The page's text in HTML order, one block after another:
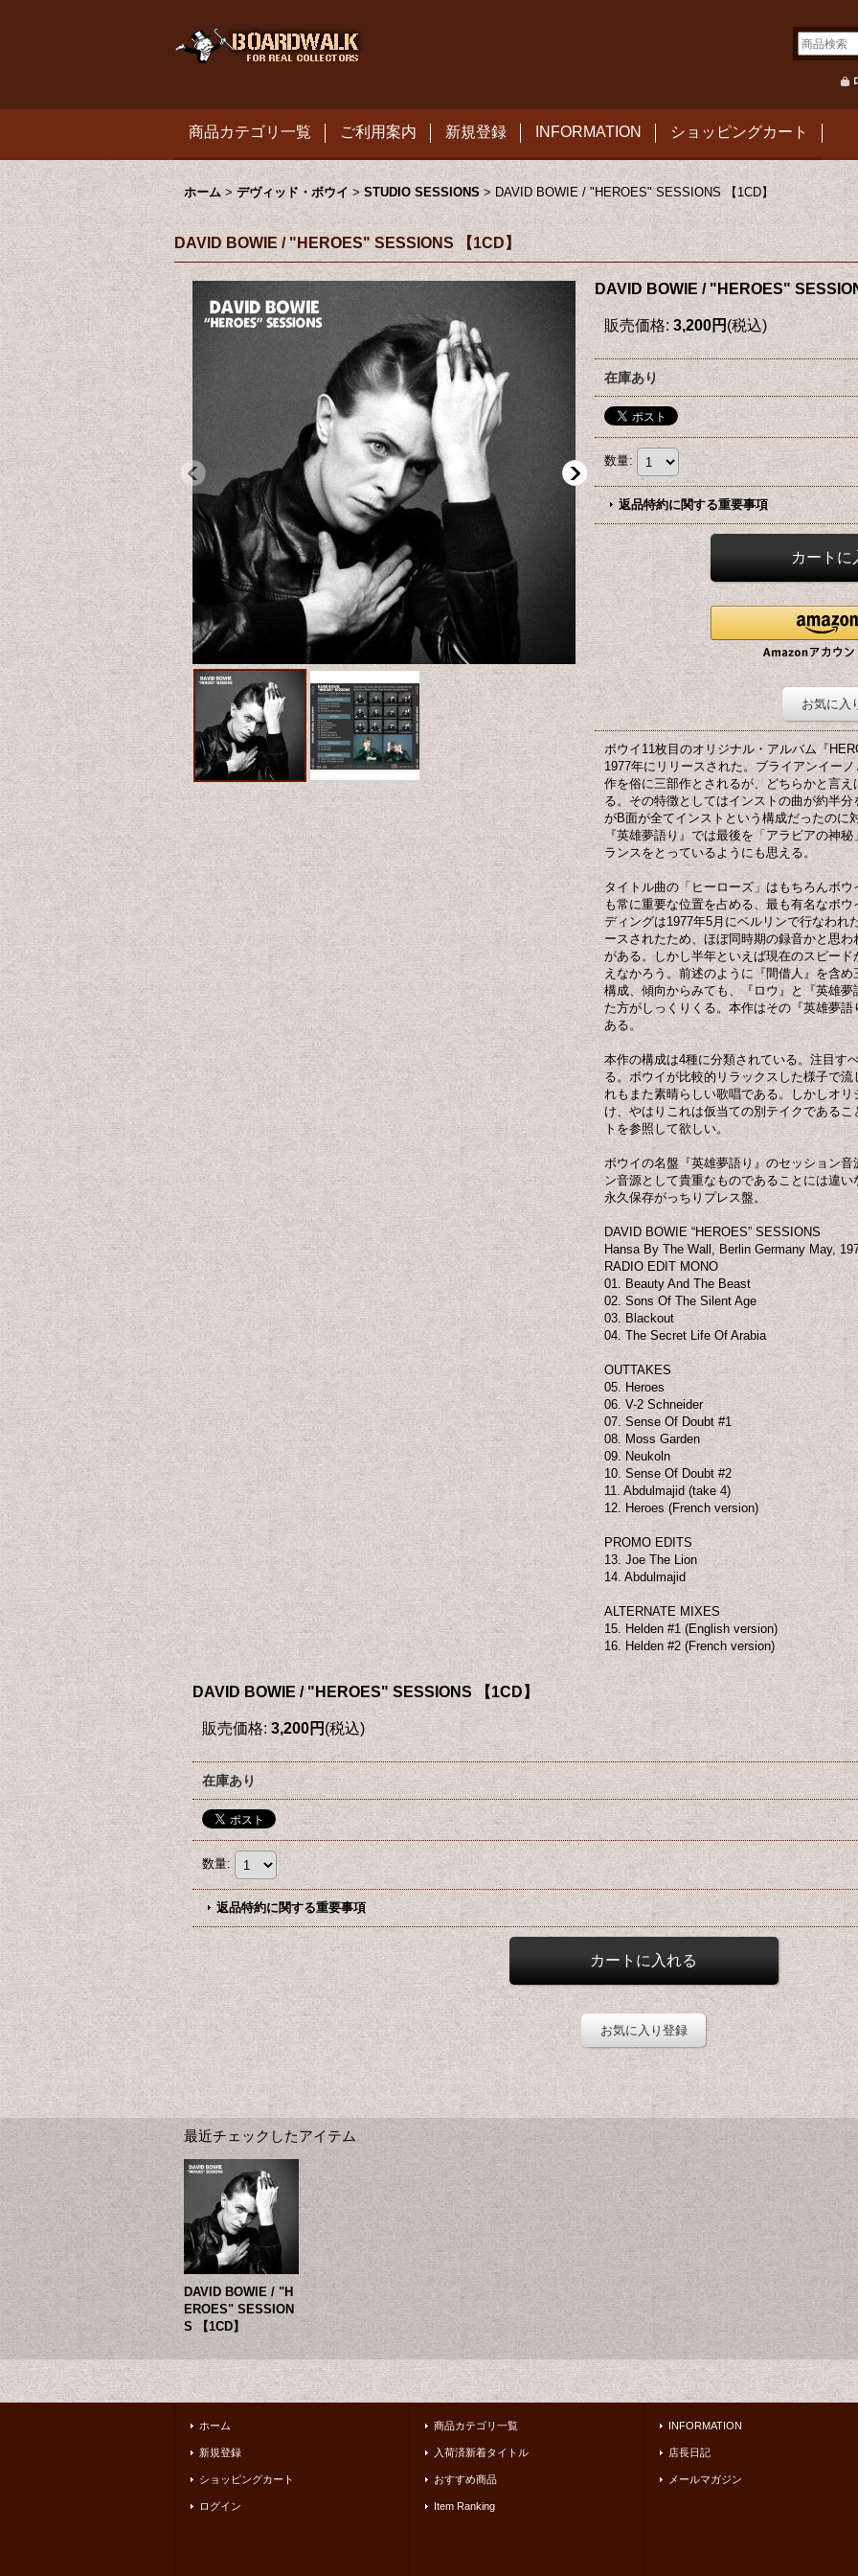
商品カテゴリ一覧 ご利用案内 新規登録 INFORMATION ショッピングカート
ホーム > デヴィッド・ボウイ > STUDIO SESSIONS > DAVID BOWIE / "HEROES" SESSIONS 【1CD】
DAVID BOWIE / "HEROES" SESSIONS 【1CD】
DAVID BOWIE / "HEROES"
販売価格: 3,200円 (税込)
在庫あり
数量:
返品特約に関する重要事項
お気に入
ボウイ11枚目のオリジナル・アルバム『
1977年にリリースされた。ブライアンイー
作を俗に三部作とされるが、どちらかと言
る。その特徴としてはインストの曲が約半
がB面が全てインストという構成だったのに
『英雄夢語り』では最後を「アラビアの神
ランスをとっているようにも思える。
タイトル曲の「ヒーローズ」はもちろんボ
も常に重要な位置を占める、最も有名なボ
ディングは1977年5月にベルリンで行なわれ
ースされたため、ほぼ同時期の録音かと思
がある。しかし半年といえば現在のスピー
えなかろう。前述のように『間借人』を含
構成、傾向からみても、『ロウ』と『英雄
た方がしっくりくる。本作はその『英雄夢
ある。
本作の構成は4種に分類されている。注目す
る。ボウイが比較的リラックスした様子で
れもまた素晴らしい歌唱である。しかしオ
け、やはりこれは仮当ての別テイクである
トを参照して欲しい。
ボウイの名盤『英雄夢語り』のセッション
ン音源として貴重なものであることには違
永久保存がっちりプレス盤。
DAVID BOWIE “HEROES” SESSIONS
Hansa By The Wall, Berlin Germany May,
RADIO EDIT MONO
01. Beauty And The Beast
02. Sons Of The Silent Age
03. Blackout
04. The Secret Life Of Arabia
OUTTAKES
05. Heroes
06. V-2 Schneider
07. Sense Of Doubt #1
08. Moss Garden
09. Neukoln
10. Sense Of Doubt #2
11. Abdulmajid (take 4)
12. Heroes (French version)
PROMO EDITS
13. Joe The Lion
14. Abdulmajid
ALTERNATE MIXES
15. Helden #1 (English version)
16. Helden #2 (French version)
DAVID BOWIE / "HEROES" SESSIONS 【1CD】
販売価格: 3,200円 (税込)
在庫あり
数量:
返品特約に関する重要事項
お気に入り登録
最近チェックしたアイテム
DAVID BOWIE / "H
EROES" SESSION
S 【1CD】
ホーム
新規登録
ショッピングカート
ログイン
商品カテゴリ一覧
入荷済新着タイトル
おすすめ商品
Item Ranking
INFORMATION
店長日記
メールマガジン